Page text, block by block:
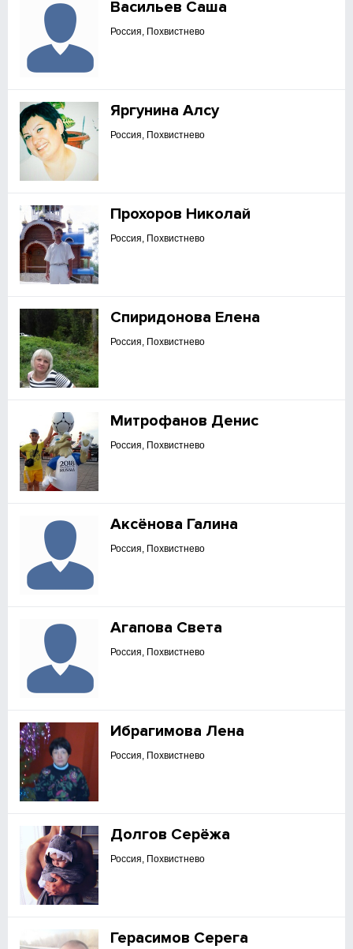
Васильев Саша
Россия, Похвистнево
Яргунина Алсу
Россия, Похвистнево
Прохоров Николай
Россия, Похвистнево
Спиридонова Елена
Россия, Похвистнево
Митрофанов Денис
Россия, Похвистнево
Аксёнова Галина
Россия, Похвистнево
Агапова Света
Россия, Похвистнево
Ибрагимова Лена
Россия, Похвистнево
Долгов Серёжа
Россия, Похвистнево
Герасимов Серега